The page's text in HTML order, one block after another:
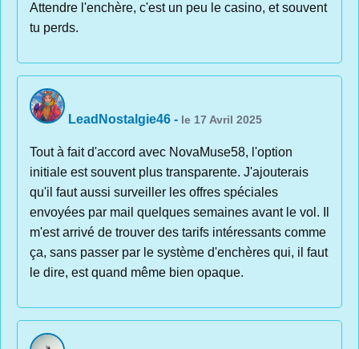
Attendre l'enchère, c'est un peu le casino, et souvent
tu perds.
LeadNostalgie46 - le 17 Avril 2025
Tout à fait d'accord avec NovaMuse58, l'option
initiale est souvent plus transparente. J'ajouterais
qu'il faut aussi surveiller les offres spéciales
envoyées par mail quelques semaines avant le vol. Il
m'est arrivé de trouver des tarifs intéressants comme
ça, sans passer par le système d'enchères qui, il faut
le dire, est quand même bien opaque.